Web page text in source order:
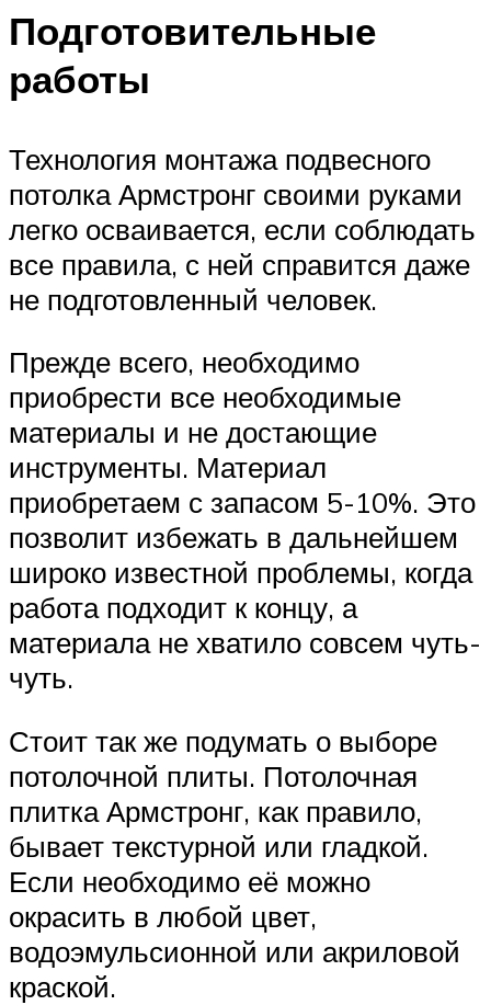
Подготовительные
работы
Технология монтажа подвесного
потолка Армстронг своими руками
легко осваивается, если соблюдать
все правила, с ней справится даже
не подготовленный человек.
Прежде всего, необходимо
приобрести все необходимые
материалы и не достающие
инструменты. Материал
приобретаем с запасом 5-10%. Это
позволит избежать в дальнейшем
широко известной проблемы, когда
работа подходит к концу, а
материала не хватило совсем чуть-
чуть.
Стоит так же подумать о выборе
потолочной плиты. Потолочная
плитка Армстронг, как правило,
бывает текстурной или гладкой.
Если необходимо её можно
окрасить в любой цвет,
водоэмульсионной или акриловой
краской.